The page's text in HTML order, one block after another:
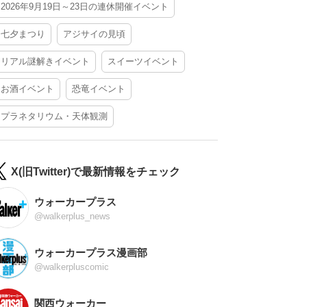
2026年9月19日～23日の連休開催イベント
七夕まつり アジサイの見頃
リアル謎解きイベント スイーツイベント
お酒イベント 恐竜イベント
プラネタリウム・天体観測
X(旧Twitter)で最新情報をチェック
ウォーカープラス
@walkerplus_news
ウォーカープラス漫画部
@walkerpluscomic
関西ウォーカー